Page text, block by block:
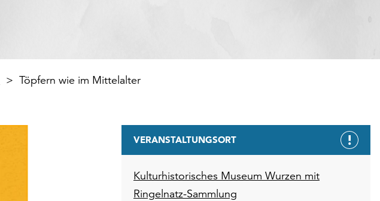
Töpfern wie im Mittelalter
VERANSTALTUNGSORT
Kulturhistorisches Museum Wurzen mit
Ringelnatz-Sammlung